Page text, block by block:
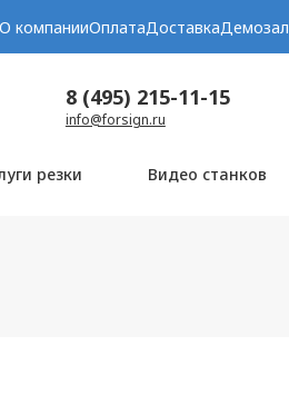
О компанииОплатаДоставкаДемозал
8 (495) 215-11-15
info@forsign.ru
резки Видео станков